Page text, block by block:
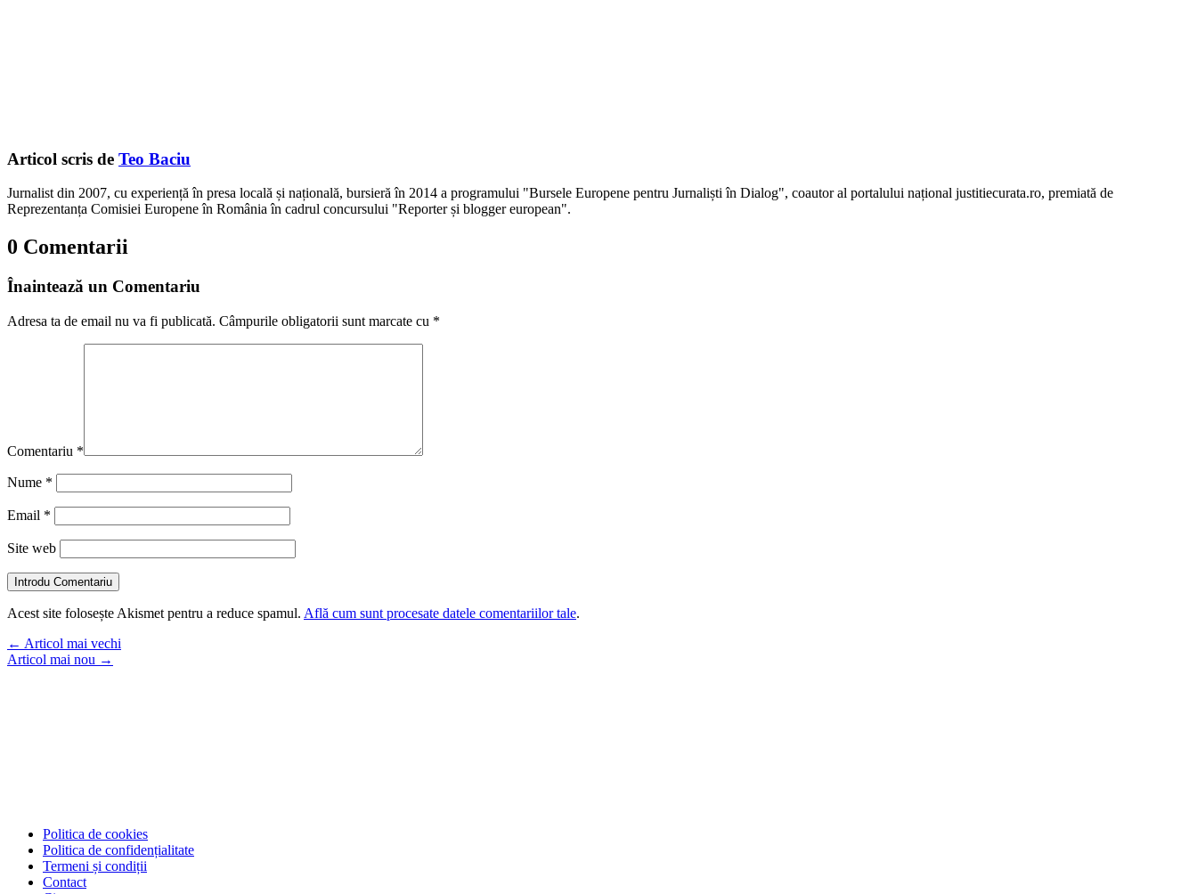
Articol scris de Teo Baciu
Jurnalist din 2007, cu experiență în presa locală și națională, bursieră în 2014 a programului "Bursele Europene pentru Jurnaliști în Dialog", coautor al portalului național justitiecurata.ro, premiată de
Reprezentanța Comisiei Europene în România în cadrul concursului "Reporter și blogger european".
0 Comentarii
Înaintează un Comentariu
Adresa ta de email nu va fi publicată. Câmpurile obligatorii sunt marcate cu *
Comentariu *
Nume *
Email *
Site web
Introdu Comentariu
Acest site folosește Akismet pentru a reduce spamul. Află cum sunt procesate datele comentariilor tale.
← Articol mai vechi
Articol mai nou →
Politica de cookies
Politica de confidențialitate
Termeni și condiții
Contact